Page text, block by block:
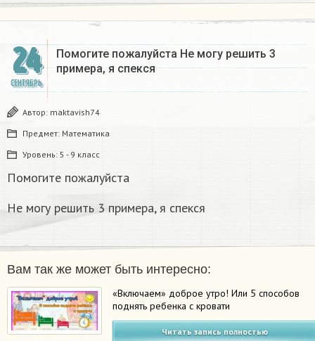
24
СЕНТЯБРЬ
Помогите пожалуйста Не могу решить 3
примера, я спекся
Автор: maktavish74
Предмет: Математика
Уровень: 5 - 9 класс
Помогите пожалуйста
Не могу решить 3 примера, я спекся
Вам так же может быть интересно:
«Включаем» доброе утро! Или 5 способов
поднять ребенка с кровати
Читать запись полностью